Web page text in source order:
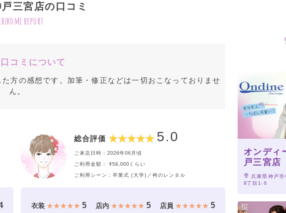
三宮店の口コミ
report
コミについて
方の感想です。加筆・修正などは一切おこなっておりませ
ん。
総合評価 5.0
ご来店日時：2026年06月頃
ご利用金額： ¥58,000くらい
ご利用シーン：卒業式 (大学)／袴のレンタル
衣装 ★★★★★5 店内 ★★★★★ 5 店員 ★★★★★ 5
オンデ
戸三宮店
兵庫県神戸市
8丁目1-6